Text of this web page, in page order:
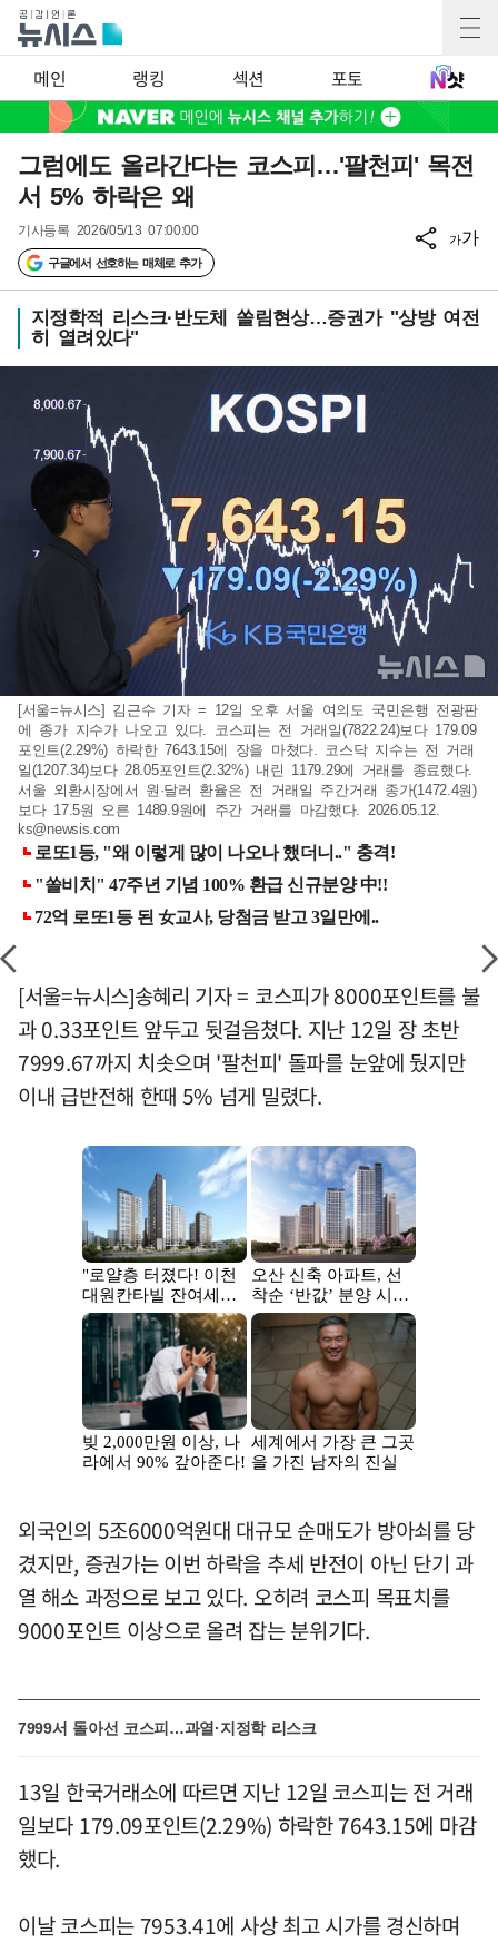
메인 랭킹 섹션 포토
그럼에도 올라간다는 코스피…'팔천피' 목전
서 5% 하락은 왜
기사등록 2026/05/13 07:00:00
구글에서 선호하는 매체로 추가
가가
지정학적 리스크·반도체 쏠림현상…증권가 "상방 여전
히 열려있다"
[서울=뉴시스] 김근수 기자 = 12일 오후 서울 여의도 국민은행 전광판
에 종가 지수가 나오고 있다. 코스피는 전 거래일(7822.24)보다 179.09
포인트(2.29%) 하락한 7643.15에 장을 마쳤다. 코스닥 지수는 전 거래
일(1207.34)보다 28.05포인트(2.32%) 내린 1179.29에 거래를 종료했다.
서울 외환시장에서 원·달러 환율은 전 거래일 주간거래 종가(1472.4원)
보다 17.5원 오른 1489.9원에 주간 거래를 마감했다. 2026.05.12.
ks@newsis.com
[서울=뉴시스]송혜리 기자 = 코스피가 8000포인트를 불
과 0.33포인트 앞두고 뒷걸음쳤다. 지난 12일 장 초반
7999.67까지 치솟으며 '팔천피' 돌파를 눈앞에 뒀지만
이내 급반전해 한때 5% 넘게 밀렸다.
외국인의 5조6000억원대 대규모 순매도가 방아쇠를 당
겼지만, 증권가는 이번 하락을 추세 반전이 아닌 단기 과
열 해소 과정으로 보고 있다. 오히려 코스피 목표치를
9000포인트 이상으로 올려 잡는 분위기다.
7999서 돌아선 코스피…과열·지정학 리스크
13일 한국거래소에 따르면 지난 12일 코스피는 전 거래
일보다 179.09포인트(2.29%) 하락한 7643.15에 마감
했다.
이날 코스피는 7953.41에 사상 최고 시가를 경신하며